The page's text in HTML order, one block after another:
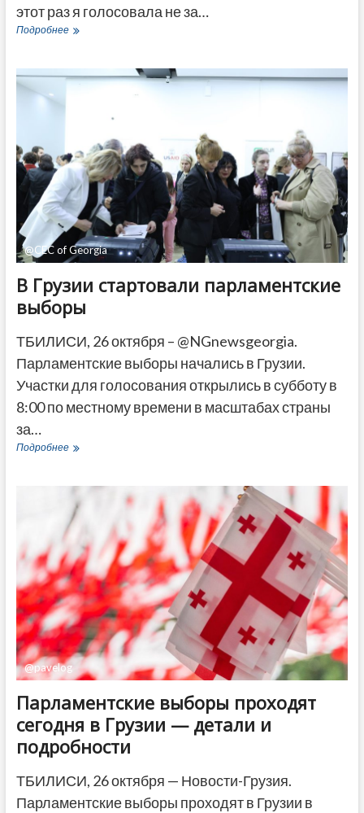
этот раз я голосовала не за…
Подробнее«Вечером
будем
победителями»
Зурабишвили
парламентских
выборах
@CEC of Georgia
В Грузии стартовали парламентские
выборы
ТБИЛИСИ, 26 октября – @NGnewsgeorgia.
Парламентские выборы начались в Грузии.
Участки для голосования открылись в субботу в
8:00 по местному времени в масштабах страны
за…
ПодробнееВ
парламентские
выборы
@pavelog
Парламентские выборы проходят
сегодня в Грузии — детали и
подробности
ТБИЛИСИ, 26 октября — Новости-Грузия.
Парламентские выборы проходят в Грузии в